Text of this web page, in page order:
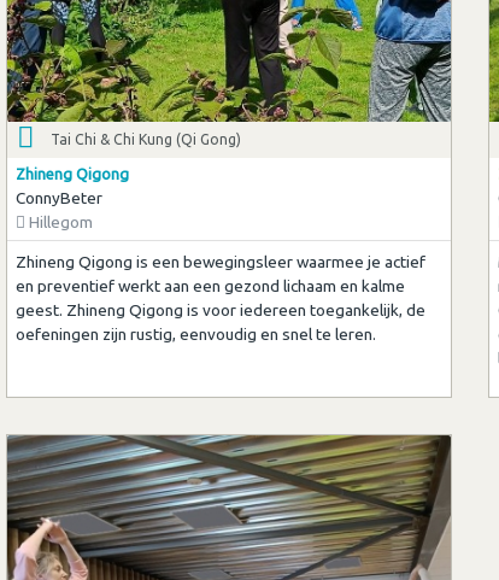
Tai Chi & Chi Kung (Qi Gong)
Zhineng Qigong
ConnyBeter
Hillegom
Zhineng Qigong is een bewegingsleer waarmee je actief
en preventief werkt aan een gezond lichaam en kalme
geest. Zhineng Qigong is voor iedereen toegankelijk, de
oefeningen zijn rustig, eenvoudig en snel te leren.